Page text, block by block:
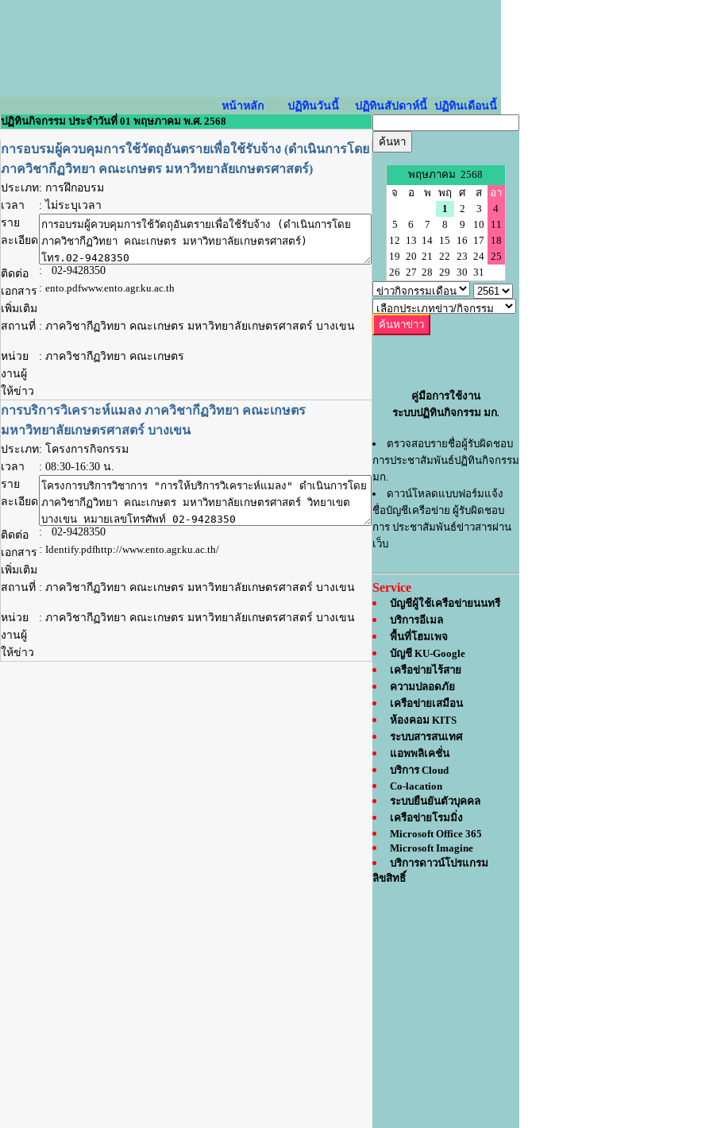
หน้าหลัก ปฏิทินวันนี้ ปฏิทินสัปดาห์นี้
ปฏิทินเดือนนี้
ปฏิทินกิจกรรม ประจำวันที่ 01 พฤษภาคม พ.ศ. 2568
การอบรมผู้ควบคุมการใช้วัตถุอันตรายเพื่อใช้รับจ้าง (ดำเนินการโดย
ภาควิชากีฏวิทยา คณะเกษตร มหาวิทยาลัยเกษตรศาสตร์)
ประเภท: การฝึกอบรม
เวลา
: ไม่ระบุเวลา
ราย
ละเอียด
ติดต่อ
: 02-9428350
เอกสาร
เพิ่มเติม
: ento.pdfwww.ento.agr.ku.ac.th
สถานที่ : ภาควิชากีฏวิทยา คณะเกษตร มหาวิทยาลัยเกษตรศาสตร์ บางเขน
หน่วย
งานผู้
ให้ข่าว
: ภาควิชากีฏวิทยา คณะเกษตร
การบริการวิเคราะห์แมลง ภาควิชากีฏวิทยา คณะเกษตร
มหาวิทยาลัยเกษตรศาสตร์ บางเขน
ประเภท: โครงการกิจกรรม
เวลา
: 08:30-16:30 น.
ราย
ละเอียด
ติดต่อ
: 02-9428350
เอกสาร
เพิ่มเติม
: Identify.pdfhttp://www.ento.agr.ku.ac.th/
สถานที่ : ภาควิชากีฏวิทยา คณะเกษตร มหาวิทยาลัยเกษตรศาสตร์ บางเขน
หน่วย
งานผู้
ให้ข่าว
: ภาควิชากีฏวิทยา คณะเกษตร มหาวิทยาลัยเกษตรศาสตร์ บางเขน
พฤษภาคม 2568
จ
อ พ พฤ ศ ส
อา
1
2 3
4
5
6 7 8 9 10
11
12 13 14 15 16 17
18
19 20 21 22 23 24 25
26 27 28 29 30 31
คู่มือการใช้งาน
ระบบปฏิทินกิจกรรม มก.
ตรวจสอบรายชื่อผู้รับผิดชอบ
การประชาสัมพันธ์ปฏิทินกิจกรรม
มก.
ดาวน์โหลดแบบฟอร์มแจ้ง
ชื่อบัญชีเครือข่าย ผู้รับผิดชอบ
การ ประชาสัมพันธ์ข่าวสารผ่าน
เว็บ
Service
บัญชีผู้ใช้เครือข่ายนนทรี
บริการอีเมล
พื้นที่โฮมเพจ
บัญชี KU-Google
เครือข่ายไร้สาย
ความปลอดภัย
เครือข่ายเสมือน
ห้องคอม KITS
ระบบสารสนเทศ
แอพพลิเคชั่น
บริการ Cloud
Co-lacation
ระบบยืนยันตัวบุคคล
เครือข่ายโรมมิ่ง
Microsoft Office 365
Microsoft Imagine
บริการดาวน์โปรแกรม
ลิขสิทธิ์